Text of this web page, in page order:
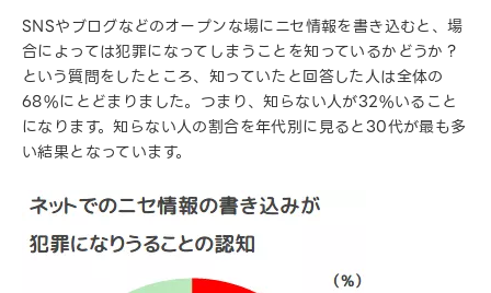
SNSやブログなどのオープンな場にニセ情報を書き込むと、場
合によっては犯罪になってしまうことを知っているかどうか？
という質問をしたところ、知っていたと回答した人は全体の
68%にとどまりました。つまり、知らない人が32%いること
になります。知らない人の割合を年代別に見ると30代が最も多
い結果となっています。